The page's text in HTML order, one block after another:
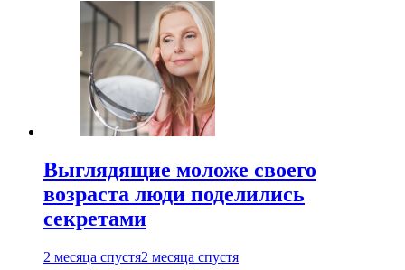
Выглядящие моложе своего
возраста люди поделились
секретами
2 месяца спустя2 месяца спустя